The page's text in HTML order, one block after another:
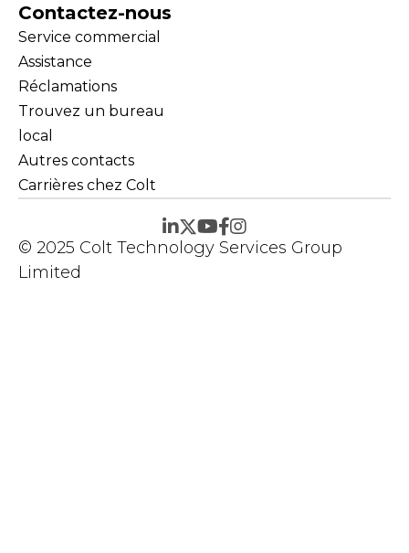
Contactez-nous
Service commercial
Assistance
Réclamations
Trouvez un bureau
local
Autres contacts
Carrières chez Colt
© 2025 Colt Technology Services Group
Limited